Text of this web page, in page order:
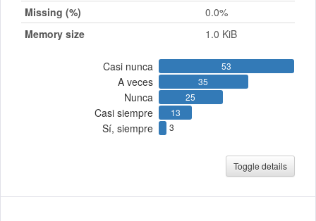
Missing (%)
0.0%
Memory size
1.0 KiB
Casi nunca 53
A veces 35
Nunca 25
Casi siempre 13
Sí, siempre 3
Toggle details